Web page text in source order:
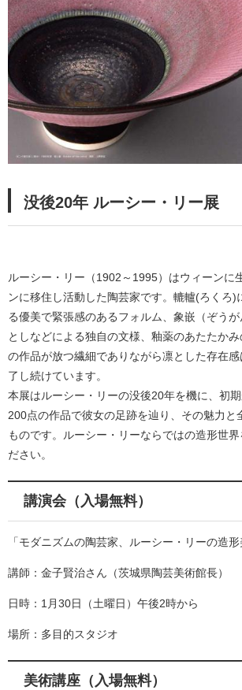
没後20年 ルーシー・リー展
ルーシー・リー（1902～1995）はウィーンに
ンに移住し活動した陶芸家です。轆轤(ろくろ)
る優美で緊張感のあるフォルム、象嵌（ぞう
としなどによる独自の文様、釉薬のあたたか
の作品が放つ繊細でありながら凛とした存在
了し続けています。
本展はルーシー・リーの没後20年を機に、初
200点の作品で彼女の足跡を辿り、その魅力と
ものです。ルーシー・リーならではの造形世界
ださい。
講演会（入場無料）
「モダニズムの陶芸家、ルーシー・リーの造形
講師：金子賢治さん（茨城県陶芸美術館長）
日時：1月30日（土曜日）午後2時から
場所：多目的スタジオ
美術講座（入場無料）